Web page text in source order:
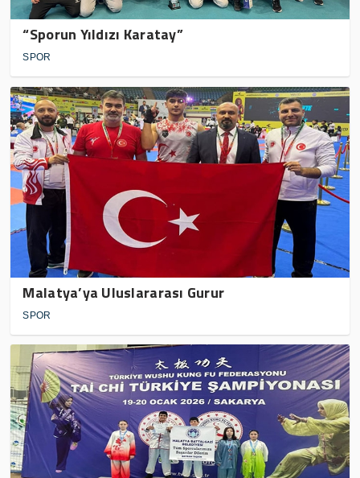
“Sporun Yıldızı Karatay”
SPOR
Malatya’ya Uluslararası Gurur
SPOR